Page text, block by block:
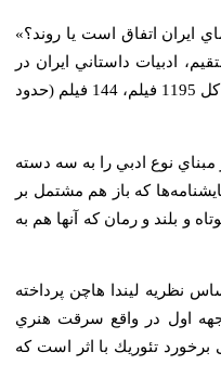
ايران اتفاق است يا روند؟»
ادبيات داستاني ايران در
سينما نمود چشمگير و قابل بحثي ــ‌با توجه به‌ آمار‌ــ ندارد و از کل 1195 فیلم‌، 144 فیلم (حدود
مبناي نوع ادبي را به سه دسته
که باز هم مشتمل بر
و بلند و رمان که آنها هم به
نظريه ليندا هاچن پرداخته
اول در واقع سرقت هنري
برخورد تئوريك با اثر است که